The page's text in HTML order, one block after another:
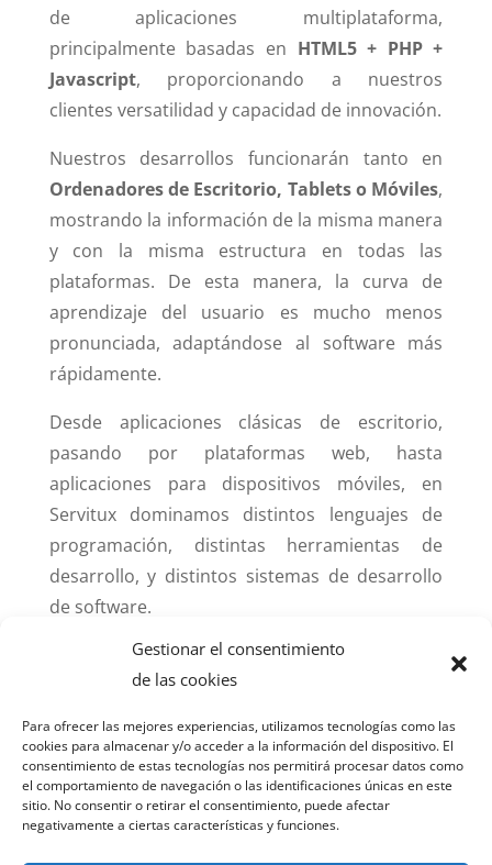
Gestionar el consentimiento
de las cookies
Para ofrecer las mejores experiencias, utilizamos tecnologías como las
cookies para almacenar y/o acceder a la información del dispositivo. El
consentimiento de estas tecnologías nos permitirá procesar datos como
el comportamiento de navegación o las identificaciones únicas en este
sitio. No consentir o retirar el consentimiento, puede afectar
negativamente a ciertas características y funciones.
de aplicaciones multiplataforma,
principalmente basadas en HTML5 + PHP +
Javascript, proporcionando a nuestros
clientes versatilidad y capacidad de innovación.
Nuestros desarrollos funcionarán tanto en
Ordenadores de Escritorio, Tablets o Móviles,
mostrando la información de la misma manera
y con la misma estructura en todas las
plataformas. De esta manera, la curva de
aprendizaje del usuario es mucho menos
pronunciada, adaptándose al software más
rápidamente.
Desde aplicaciones clásicas de escritorio,
pasando por plataformas web, hasta
aplicaciones para dispositivos móviles, en
Servitux dominamos distintos lenguajes de
programación, distintas herramientas de
desarrollo, y distintos sistemas de desarrollo
de software.
PERSONALIZADA?